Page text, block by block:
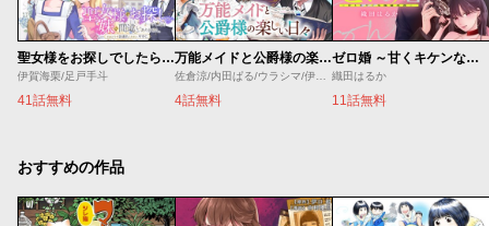
聖女様をお探しでしたら妹で間違いありません。さあどうぞお連れください、今すぐ。
伊賀海栗/足戸手斗
41話無料
万能メイドと公爵様の楽しい日々
4話無料
ゼロ婚 ～甘くキケンな極秘任務～
織田はるか
11話無料
おすすめの作品